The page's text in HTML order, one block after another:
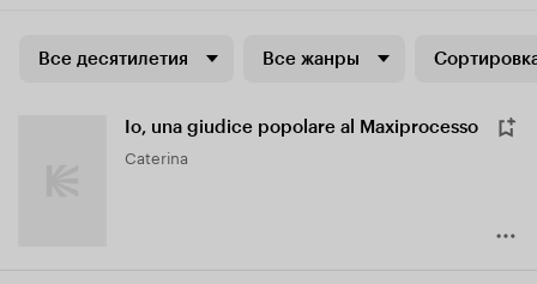
Все десятилетия Все жанры
Io, una giudice popolare al Maxiprocesso
Caterina